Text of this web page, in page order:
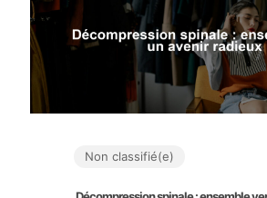
Non classifié(e)